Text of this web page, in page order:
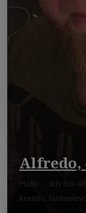
Alfredo,
Hallo… Ich bin
kreativ,